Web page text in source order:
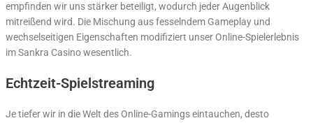
empfinden wir uns stärker beteiligt, wodurch jeder Augenblick
mitreißend wird. Die Mischung aus fesselndem Gameplay und
wechselseitigen Eigenschaften modifiziert unser Online-Spielerlebnis
im Sankra Casino wesentlich.
Echtzeit-Spielstreaming
Je tiefer wir in die Welt des Online-Gamings eintauchen, desto